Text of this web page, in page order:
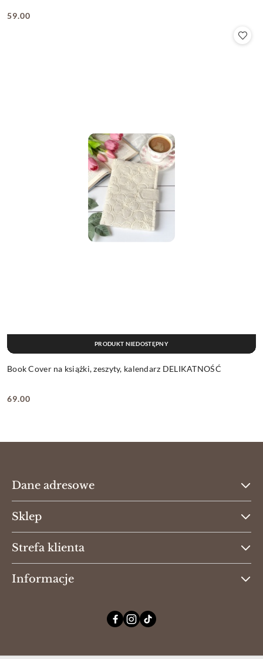
Cena:
59.00
Book Cover na książki, zeszyty, kalendarz DELIKATNOŚĆ
Cena:
69.00
PRODUKT NIEDOSTĘPNY
Dane adresowe
Sklep
Strefa klienta
Informacje